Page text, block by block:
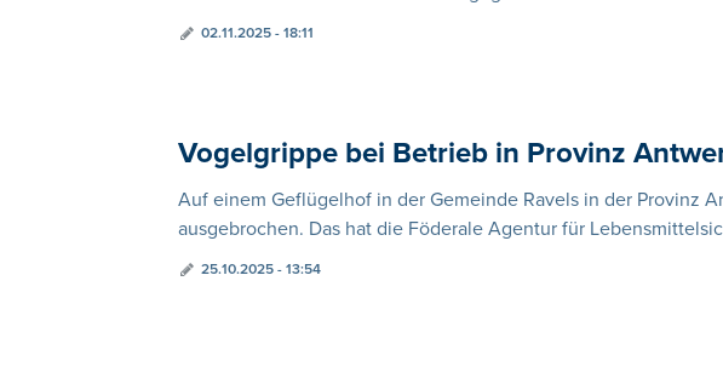
02.11.2025 - 18:11
Vogelgrippe bei Betrieb in Provinz
Auf einem Geflügelhof in der Gemeinde Ravels in der Provinz
ausgebrochen. Das hat die Föderale Agentur für
25.10.2025 - 13:54